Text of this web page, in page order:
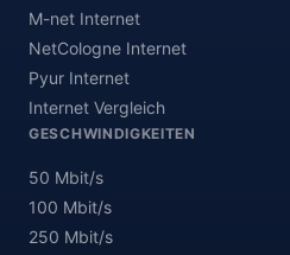
M-net Internet
NetCologne Internet
Pyur Internet
Internet Vergleich
GESCHWINDIGKEITEN
50 Mbit/s
100 Mbit/s
250 Mbit/s